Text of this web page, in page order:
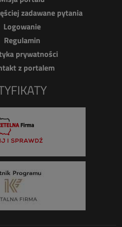
zadawane pytania
Logowanie
Regulamin
prywatności
z portalem